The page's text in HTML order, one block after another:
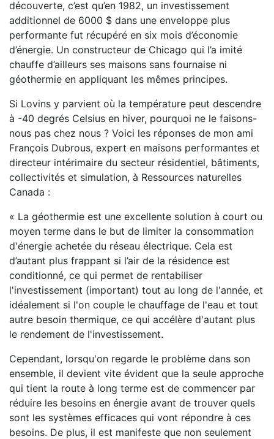
découverte, c’est qu’en 1982, un investissement
additionnel de 6000 $ dans une enveloppe plus
performante fut récupéré en six mois d’économie
d’énergie. Un constructeur de Chicago qui l’a imité
chauffe d’ailleurs ses maisons sans fournaise ni
géothermie en appliquant les mêmes principes.
Si Lovins y parvient où la température peut descendre
à -40 degrés Celsius en hiver, pourquoi ne le faisons-
nous pas chez nous ? Voici les réponses de mon ami
François Dubrous, expert en maisons performantes et
directeur intérimaire du secteur résidentiel, bâtiments,
collectivités et simulation, à Ressources naturelles
Canada :
« La géothermie est une excellente solution à court ou
moyen terme dans le but de limiter la consommation
d'énergie achetée du réseau électrique. Cela est
d’autant plus frappant si l’air de la résidence est
conditionné, ce qui permet de rentabiliser
l'investissement (important) tout au long de l'année, et
idéalement si l'on couple le chauffage de l'eau et tout
autre besoin thermique, ce qui accélère d'autant plus
le rendement de l'investissement.
Cependant, lorsqu'on regarde le problème dans son
ensemble, il devient vite évident que la seule approche
qui tient la route à long terme est de commencer par
réduire les besoins en énergie avant de trouver quels
sont les systèmes efficaces qui vont répondre à ces
besoins. De plus, il est manifeste que non seulement